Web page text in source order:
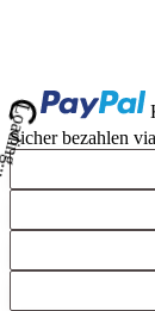
Loading...
Sicher bezahlen